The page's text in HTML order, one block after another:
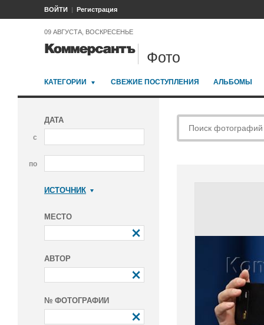
ВОЙТИ Регистрация
09 АВГУСТА, ВОСКРЕСЕНЬЕ
Фото
КАТЕГОРИИ СВЕЖИЕ ПОСТУПЛЕНИЯ АЛЬБОМЫ
ДАТА
с
по
ИСТОЧНИК
МЕСТО
АВТОР
№ ФОТОГРАФИИ